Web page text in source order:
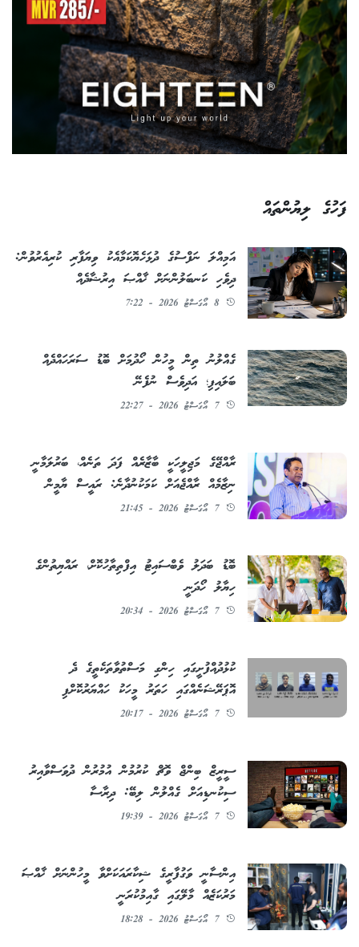
ފަހުގެ ލިޔުންތައް
އަމިއްލަ ނަފްސުގެ ދުޅަހެޔޮކަމާއެކު ވިޔަފާރި ކުރިއެރުވުން:
ދިވެހި ކަނބަލުންނަށް ޚާއްޞަ އިރުޝާދެއް
8 އޯގަސްޓު 2026 - 7:22
ގެއްލުނު ތިން މީހުން ހޯދުމަށް ބޮޑު ސަރަހައްދެއް
ބަލައިފި؛ އަދިވެސް ނުފެނޭ
7 އޯގަސްޓު 2026 - 22:27
ރާއްޖޭގެ މަޖިލީހަކީ ބާޒާރެއް ފަދަ ތަނެއް، ބަރުލަމާނީ
ނިޒާމެއް ރާއްޖެއަށް ކަމަކުނުދާނެ: ރައީސް ޔާމީން
7 އޯގަސްޓު 2026 - 21:45
ބޮޑު ބަދަލު ވެބްސައިޓު އިފްތިތާހުކޮށް، ރައްޔިތުންގެ
ހިޔާލު ހޯދަނީ
7 އޯގަސްޓު 2026 - 20:34
ކުޅުދުއްފުށީގައި ހިންގި މަސްތުވާތަކެތީގެ ދެ
އޮޕަރޭޝަނެއްގައި ހަތަރު މީހަކު ހައްޔަރުކޮށްފި
7 އޯގަސްޓު 2026 - 20:17
ސީރީޒް ބިންޖް ވޮޗް ކުރުމުން އުމުރުން ދުވަސްވާއިރު
ސިކުނޑިއަށް ގެއްލުން ލިބޭ: ދިރާސާ
7 އޯގަސްޓު 2026 - 19:39
އިންސާނީ ވަގުފާރީގެ ޝިކާރައަކަށްވާ މީހުންނަށް ޚާއްޞަ
މަރުކަޒެއް މާލޭގައި ގާއިމުކުރަނީ
7 އޯގަސްޓު 2026 - 18:28